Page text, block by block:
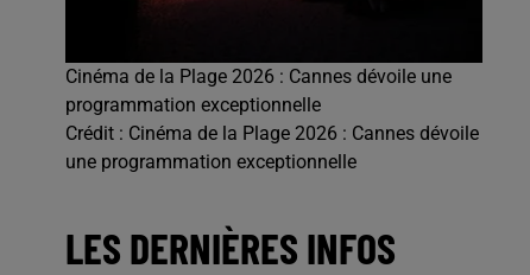
Cinéma de la Plage 2026 : Cannes dévoile une
programmation exceptionnelle
Crédit : Cinéma de la Plage 2026 : Cannes dévoile
une programmation exceptionnelle
LES DERNIÈRES INFOS